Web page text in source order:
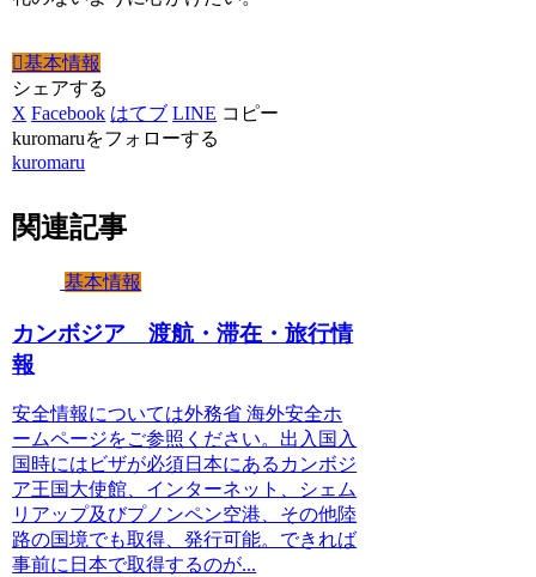
基本情報
シェアする
X Facebook はてブ LINE コピー
kuromaruをフォローする
kuromaru
関連記事
基本情報
カンボジア 渡航・滞在・旅行情
報
安全情報については外務省 海外安全ホ
ームページをご参照ください。出入国入
国時にはビザが必須日本にあるカンボジ
ア王国大使館、インターネット、シェム
リアップ及びプノンペン空港、その他陸
路の国境でも取得、発行可能。できれば
事前に日本で取得するのが...